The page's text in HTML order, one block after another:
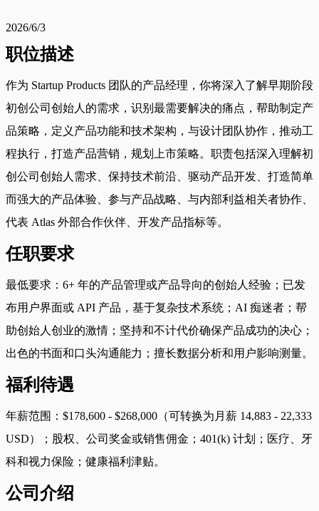
2026/6/3
职位描述
作为 Startup Products 团队的产品经理，你将深入了解早期阶段
初创公司创始人的需求，识别最需要解决的痛点，帮助制定产
品策略，定义产品功能和技术架构，与设计团队协作，推动工
程执行，打造产品营销，规划上市策略。职责包括深入理解初
创公司创始人需求、保持技术前沿、驱动产品开发、打造简单
而强大的产品体验、参与产品战略、与内部利益相关者协作、
代表 Atlas 外部合作伙伴、开发产品指标等。
任职要求
最低要求：6+ 年的产品管理或产品导向的创始人经验；已发
布用户界面或 API 产品，基于复杂技术系统；AI 痴迷者；帮
助创始人创业的激情；坚持和不计代价确保产品成功的决心；
出色的书面和口头沟通能力；擅长数据分析和用户影响测量。
福利待遇
年薪范围：$178,600 - $268,000（可转换为月薪 14,883 - 22,333
USD）；股权、公司奖金或销售佣金；401(k) 计划；医疗、牙
科和视力保险；健康福利津贴。
公司介绍